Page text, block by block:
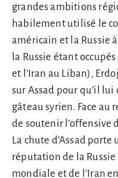
grandes ambitions
habilement utilisé le
américain et la Russie
la Russie étant
et l’Iran au Liban),
sur Assad pour qu’il
gâteau syrien. Face au
de soutenir l’offensive
La chute d’Assad porte
réputation de la
mondiale et de l’Iran